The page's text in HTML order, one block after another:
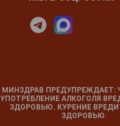
МИНЗДРАВ ПРЕДУПРЕЖДАЕТ:
УПОТРЕБЛЕНИЕ АЛКОГОЛЯ
ЗДОРОВЬЮ. КУРЕНИЕ
ЗДОРОВЬЮ.